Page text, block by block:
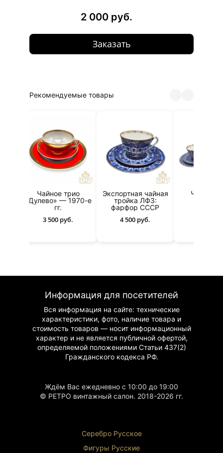
2 000 руб.
Заказать
Рекомендуемые товары
Чайное трио
«Дулево» — 1970-е
гг.
3 500 руб.
Экспортная чайная
тройка ЛФЗ:
фарфор СССР
4 500 руб.
Чайная
Информация для посетителей
Вся информация на сайте: технические
характеристики, фото, наличие товара и
стоимость товаров — носит информационный
характер и не является публичной офертой,
определяемой положениями Статьи 437(2)
Гражданскогокодекса РФ.
Ждём Вас ежедневно с 10:00 до 19:00
© РЕТРО винтажный салон. 2018-2026 гг.
Серебро Русское
Фигуры Русские